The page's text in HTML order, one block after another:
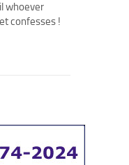
whoever
confesses !